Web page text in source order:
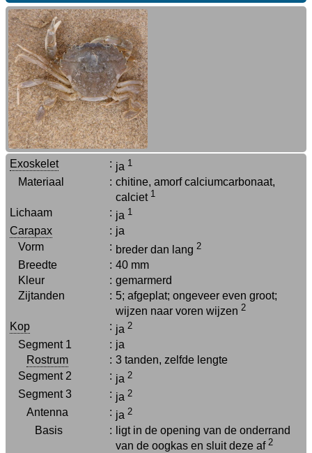
Exoskelet : ja 1
Materiaal : chitine, amorf calciumcarbonaat,
calciet 1
Lichaam : ja 1
Carapax : ja
Vorm
: breder dan lang 2
Breedte : 40 mm
Kleur
: gemarmerd
Zijtanden
: 5; afgeplat; ongeveer even groot;
wijzen naar voren wijzen 2
Kop : ja 2
Segment 1 : ja
Rostrum
: 3 tanden, zelfde lengte
Segment 2
: ja 2
Segment 3 : ja 2
Antenna : ja 2
Basis :
ligt in de opening van de onderrand
van de oogkas en sluit deze af 2